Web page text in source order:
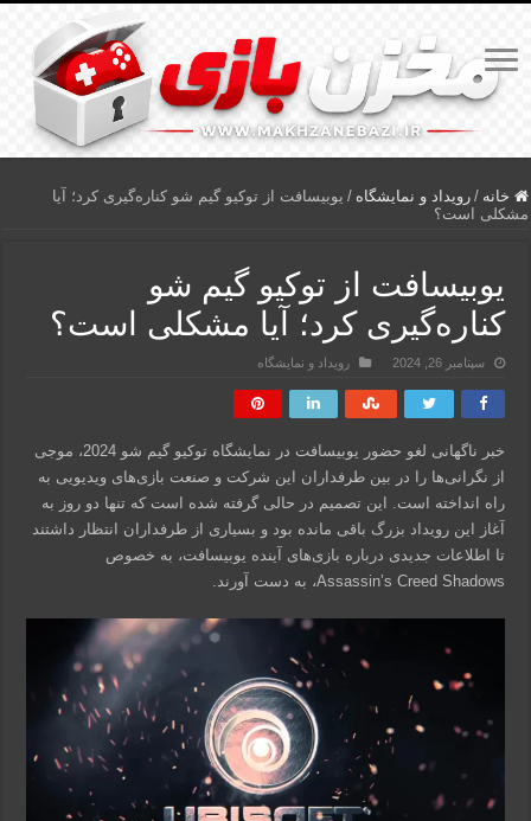
خانه / رویداد و نمایشگاه / یوبیسافت از توکیو گیم شو کناره‌گیری کرد؛ آیا
مشکلی است؟
یوبیسافت از توکیو گیم شو
کناره‌گیری کرد؛ آیا مشکلی است؟
سپتامبر 26, 2024 رویداد و نمایشگاه
خبر ناگهانی لغو حضور یوبیسافت در نمایشگاه توکیو گیم شو 2024، موجی
از نگرانی‌ها را در بین طرفداران این شرکت و صنعت بازی‌های ویدیویی به
راه انداخته است. این تصمیم در حالی گرفته شده است که تنها دو روز به
آغاز این رویداد بزرگ باقی مانده بود و بسیاری از طرفداران انتظار داشتند
تا اطلاعات جدیدی درباره بازی‌های آینده یوبیسافت، به خصوص
Assassin’s Creed Shadows، به دست آورند.